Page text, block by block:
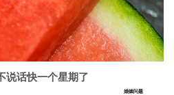
说话快一个星期了
婚姻问题